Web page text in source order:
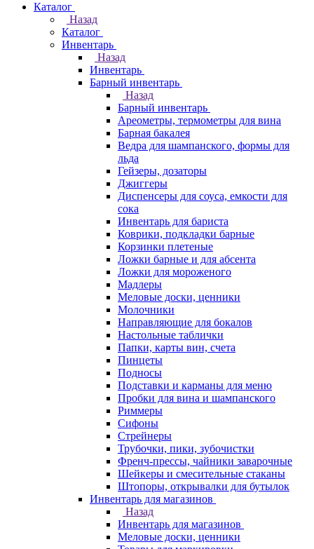
Каталог
Назад
Каталог
Инвентарь
Назад
Инвентарь
Барный инвентарь
Назад
Барный инвентарь
Ареометры, термометры для вина
Барная бакалея
Ведра для шампанского, формы для
льда
Гейзеры, дозаторы
Джиггеры
Диспенсеры для соуса, емкости для
сока
Инвентарь для бариста
Коврики, подкладки барные
Корзинки плетеные
Ложки барные и для абсента
Ложки для мороженого
Мадлеры
Меловые доски, ценники
Молочники
Направляющие для бокалов
Настольные таблички
Папки, карты вин, счета
Пинцеты
Подносы
Подставки и карманы для меню
Пробки для вина и шампанского
Риммеры
Сифоны
Стрейнеры
Трубочки, пики, зубочистки
Френч-прессы, чайники заварочные
Шейкеры и смесительные стаканы
Штопоры, открывалки для бутылок
Инвентарь для магазинов
Назад
Инвентарь для магазинов
Меловые доски, ценники